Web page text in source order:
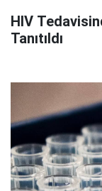
HIV
Tanıtıldı